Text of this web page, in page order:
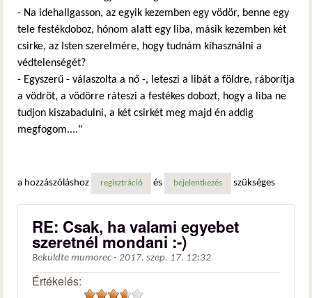
- Na idehallgasson, az egyik kezemben egy vödör, benne egy
tele festékdoboz, hónom alatt egy liba, másik kezemben két
csirke, az Isten szerelmére, hogy tudnám kihasználni a
védtelenségét?
- Egyszerű - válaszolta a nő -, leteszi a libát a földre, ráborítja
a vödröt, a vödörre ráteszi a festékes dobozt, hogy a liba ne
tudjon kiszabadulni, a két csirkét meg majd én addig
megfogom...."
a hozzászóláshoz regisztráció és bejelentkezés szükséges
RE: Csak, ha valami egyebet
szeretnél mondani :-)
Beküldte mumorec - 2017. szep. 17. 12:32
Értékelés: